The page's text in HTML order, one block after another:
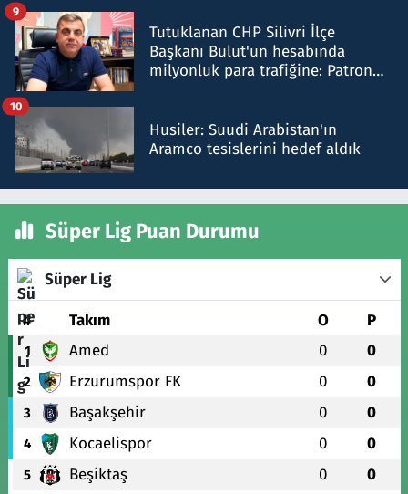
Tutuklanan CHP Silivri İlçe
Başkanı Bulut'un hesabında
milyonluk para trafiğine: Patron
9
Husiler: Suudi Arabistan'ın
Aramco tesislerini hedef aldık
10
Süper Lig Puan Durumu
Süper Lig
# Takım O P
1 Amed 0 0
2 Erzurumspor FK 0 0
3 Başakşehir 0 0
4 Kocaelispor 0 0
5 Beşiktaş 0 0